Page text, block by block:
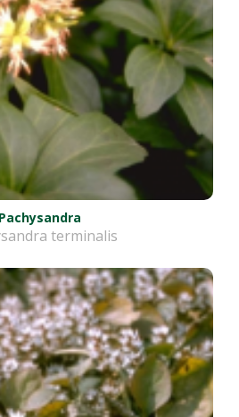
Pachysandra
terminalis